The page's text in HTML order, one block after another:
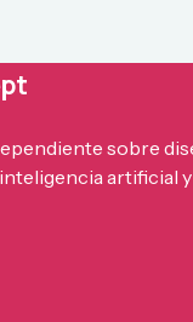
sobre
artificial